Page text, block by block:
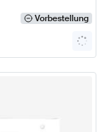
Vorbestellung